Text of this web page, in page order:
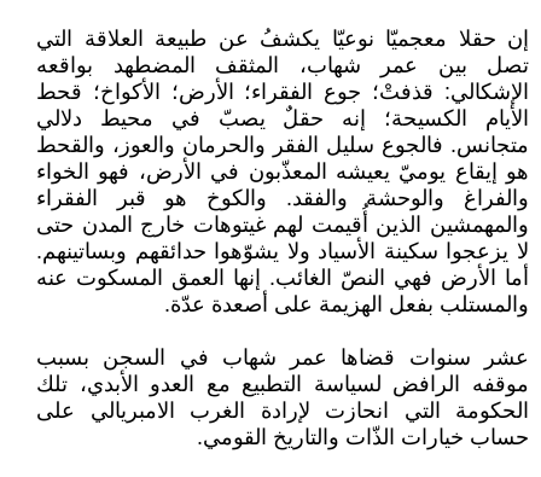
إن حقلا معجميّا نوعيّا يكشفُ عن طبيعة العلاقة التي
تصل بين عمر شهاب، المثقف المضطهد بواقعه
الإشكالي: قذفتْ؛ جوع الفقراء؛ الأرض؛ الأكواخ؛ قحط
الأيام الكسيحة؛ إنه حقلٌ يصبّ في محيط دلالي
متجانس. فالجوع سليل الفقر والحرمان والعوز، والقحط
هو إيقاع يوميّ يعيشه المعذّبون في الأرض، فهو الخواء
والفراغ والوحشة والفقد. والكوخ هو قبر الفقراء
والمهمشين الذين أُقيمت لهم غيتوهات خارج المدن حتى
لا يزعجوا سكينة الأسياد ولا يشوّهوا حدائقهم وبساتينهم.
أما الأرض فهي النصّ الغائب. إنها العمق المسكوت عنه
والمستلب بفعل الهزيمة على أصعدة عدّة.
عشر سنوات قضاها عمر شهاب في السجن بسبب
موقفه الرافض لسياسة التطبيع مع العدو الأبدي، تلك
الحكومة التي انحازت لإرادة الغرب الامبريالي على
حساب خيارات الذّات والتاريخ القومي.